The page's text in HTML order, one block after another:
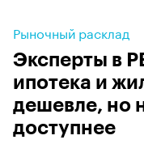
Рыночный расклад
Эксперты в
ипотека и
дешевле, но
доступнее